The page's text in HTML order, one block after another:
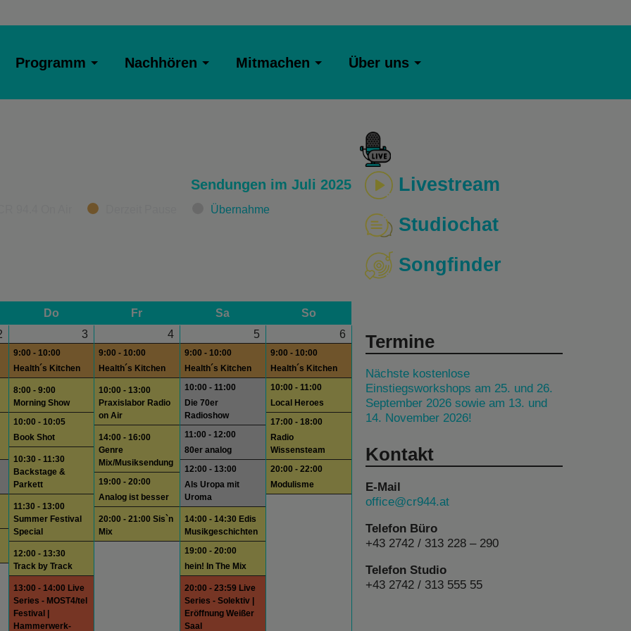
Programm Nachhören Mitmachen Über uns
Sendungen im Juli 2025
Übernahme
Do Fr Sa
So
3
9:00 - 10:00
Health´s Kitchen
8:00 - 9:00
Morning Show
10:00 - 10:05
Book Shot
10:30 - 11:30
Backstage &
Parkett
11:30 - 13:00
Summer Festival
Special
12:00 - 13:30
Track by Track
13:00 - 14:00 Live
Series - MOST4/tel
Festival |
Hammerwerk-
4
9:00 - 10:00
Health´s Kitchen
10:00 - 13:00
Praxislabor Radio
on Air
14:00 - 16:00
Genre
Mix/Musiksendung
19:00 - 20:00
Analog ist besser
20:00 - 21:00 Sis`n
Mix
5
9:00 - 10:00
Health´s Kitchen
10:00 - 11:00
Die 70er
Radioshow
11:00 - 12:00
80er analog
12:00 - 13:00
Als Uropa mit
Uroma
14:00 - 14:30 Edis
Musikgeschichten
19:00 - 20:00
hein! In The Mix
20:00 - 23:59 Live
Series - Solektiv |
Eröffnung Weißer
Saal
6
9:00 - 10:00
Health´s Kitchen
10:00 - 11:00
Local Heroes
17:00 - 18:00
Radio
Wissensteam
20:00 - 22:00
Modulisme
Livestream
Studiochat
Songfinder
Termine
Nächste kostenlose
Einstiegsworkshops am 25. und 26.
September 2026 sowie am 13. und
14. November 2026!
Kontakt
E-Mail
office@cr944.at
Telefon Büro
+43 2742 / 313 228 – 290
Telefon Studio
+43 2742 / 313 555 55